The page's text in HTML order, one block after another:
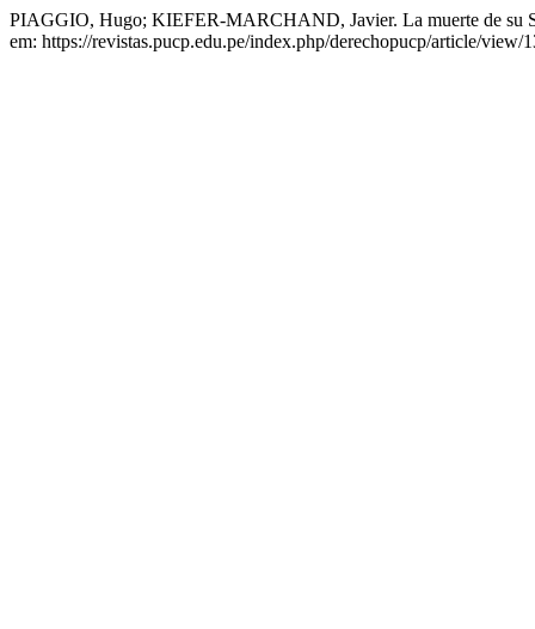
PIAGGIO, Hugo; KIEFER-MARCHAND, Javier. La muerte de su
em: https://revistas.pucp.edu.pe/index.php/derechopucp/article/view/